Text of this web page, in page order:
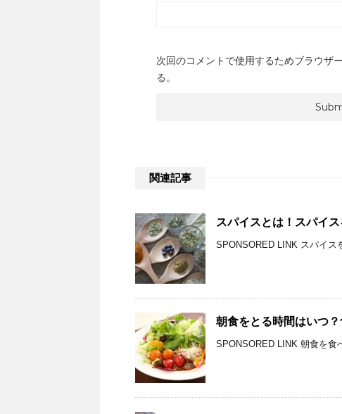
次回のコメントで使用するためブラウザ
る。
関連記事
スパイスとは！スパイ
SPONSORED LINK スパイス
朝食をとる時間はいつ
SPONSORED LINK 朝食を食